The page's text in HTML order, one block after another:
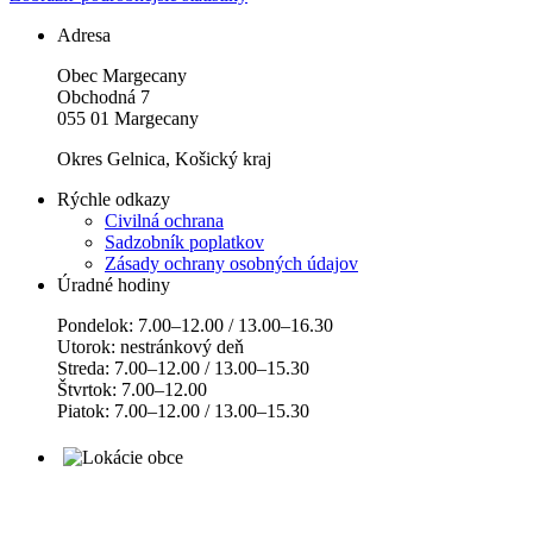
Adresa
Obec Margecany
Obchodná 7
055 01 Margecany
Okres Gelnica, Košický kraj
Rýchle odkazy
Civilná ochrana
Sadzobník poplatkov
Zásady ochrany osobných údajov
Úradné hodiny
Pondelok: 7.00–12.00 / 13.00–16.30
Utorok: nestránkový deň
Streda: 7.00–12.00 / 13.00–15.30
Štvrtok: 7.00–12.00
Piatok: 7.00–12.00 / 13.00–15.30